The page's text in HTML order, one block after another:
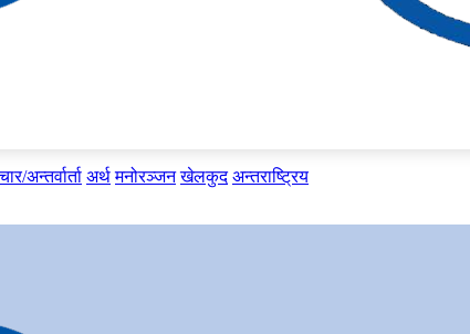
अन्तर्वार्ता अर्थ मनोरञ्जन खेलकुद अन्तराष्ट्रिय